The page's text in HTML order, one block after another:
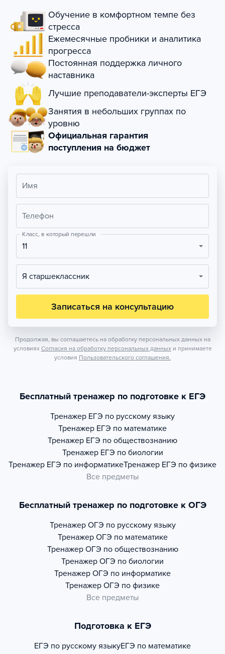
Обучение в комфортном темпе без
стресса
Ежемесячные пробники и аналитика
прогресса
Постоянная поддержка личного
наставника
Лучшие преподаватели-эксперты ЕГЭ
Занятия в небольших группах по
уровню
Официальная гарантия
поступления на бюджет
Имя
Телефон
Класс, в который перешли
11
Я старшеклассник
Записаться на консультацию
Продолжая, вы соглашаетесь на обработку персональных данных на
условиях Согласия на обработку персональных данных и принимаете
условия Пользовательского соглашения.
Бесплатный тренажер по подготовке к ЕГЭ
Тренажер ЕГЭ по русскому языку
Тренажер ЕГЭ по математике
Тренажер ЕГЭ по обществознанию
Тренажер ЕГЭ по биологии
Тренажер ЕГЭ по информатикеТренажер ЕГЭ по физике
Все предметы
Бесплатный тренажер по подготовке к ОГЭ
Тренажер ОГЭ по русскому языку
Тренажер ОГЭ по математике
Тренажер ОГЭ по обществознанию
Тренажер ОГЭ по биологии
Тренажер ОГЭ по информатике
Тренажер ОГЭ по физике
Все предметы
Подготовка к ЕГЭ
ЕГЭ по русскому языкуЕГЭ по математике